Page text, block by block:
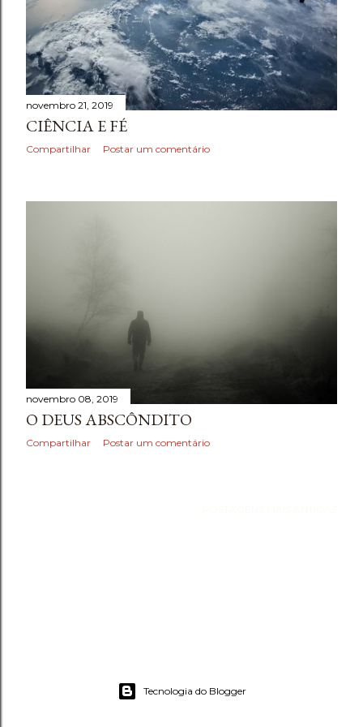
novembro 21, 2019
CIÊNCIA E FÉ
Compartilhar Postar um comentário
novembro 08, 2019
O DEUS ABSCÔNDITO
Compartilhar Postar um comentário
Tecnologia do Blogger